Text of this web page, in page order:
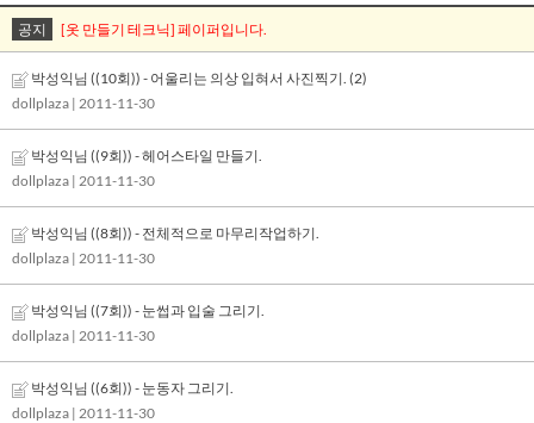
공지 [옷 만들기 테크닉] 페이퍼입니다.
박성익님 ((10회)) - 어울리는 의상 입혀서 사진찍기. (2)
dollplaza | 2011-11-30
박성익님 ((9회)) - 헤어스타일 만들기.
dollplaza | 2011-11-30
박성익님 ((8회)) - 전체적으로 마무리작업하기.
dollplaza | 2011-11-30
박성익님 ((7회)) - 눈썹과 입술 그리기.
dollplaza | 2011-11-30
박성익님 ((6회)) - 눈동자 그리기.
dollplaza | 2011-11-30